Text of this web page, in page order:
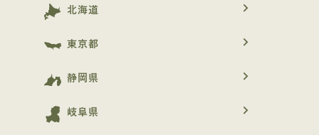
北海道 navigate_next
東京都 navigate_next
静岡県 navigate_next
岐阜県 navigate_next